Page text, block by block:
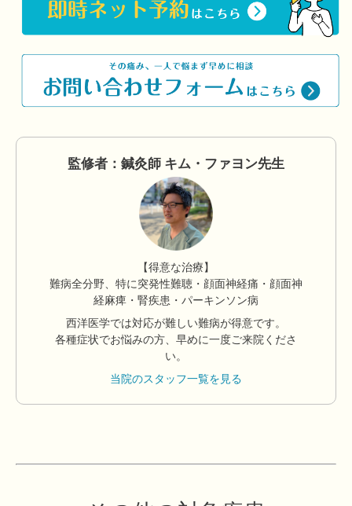
監修者：鍼灸師 キム・ファヨン先生
【得意な治療】
難病全分野、特に突発性難聴・顔面神経痛・顔面神
経麻痺・腎疾患・パーキンソン病
西洋医学では対応が難しい難病が得意です。
各種症状でお悩みの方、早めに一度ご来院くださ
い。
当院のスタッフ一覧を見る